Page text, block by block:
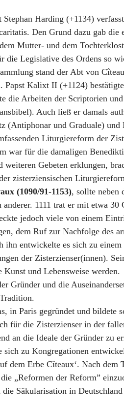
Stephan Harding (+1134)
Den Grund dazu gab
Mutter- und dem
die Legislative des Ordens so
stand der Abt von
Kalixt II (+1124)
die Arbeiten der Scriptorien
Auch ließ er damals
(Antiphonar und Graduale)
Liturgiereform der
war für die damaligen
Gebeten erklungen,
zisterziensischen
(1090/91-1153), sollte neben
1111 trat er mit etwa
jedoch viele von einem
dem Ruf zur Nachfolge
ihn entwickelte es sich zu
der Zisterzienser(innen).
und Lebensweise werden.
Gründer und die
in Paris gegründet und
für die Zisterzienser in der
an die Ideale der Gründer zu
sich zu Kongregationen
dem Erbe Cîteaux‘. Nach
„Reformen der Reform”
die Säkularisation in